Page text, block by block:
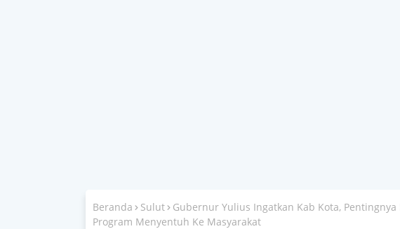
Beranda Sulut
Gubernur Yulius Ingatkan Kab Kota,
Program Menyentuh Ke Masyarakat